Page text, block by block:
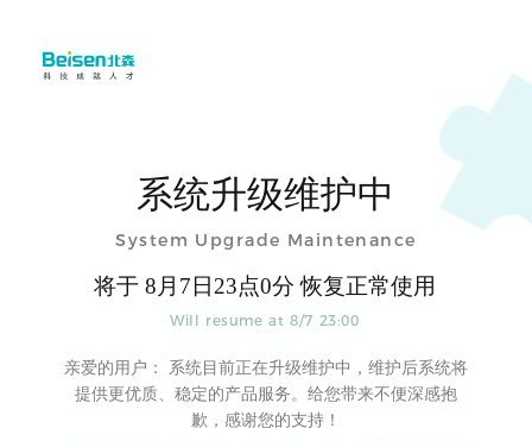
系统升级维护中
System Upgrade Maintenance
将于 8月 7 日23点0分 恢复正常使用
Will resume at8/7 23:00
亲爱的用户： 系统目前正在升级维护中，维护后系统将
提供更优质、稳定的产品服务。给您带来不便深感抱
歉，感谢您的支持！